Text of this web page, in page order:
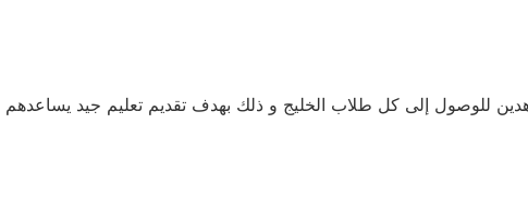
للوصول إلى كل طلاب الخليج و ذلك بهدف تقديم تعليم جيد